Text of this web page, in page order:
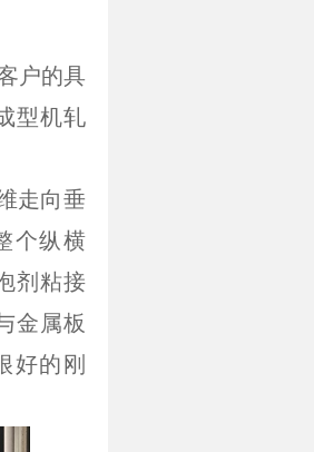
户的具
型机轧
走向垂
个纵横
剂粘接
金属板
好的刚